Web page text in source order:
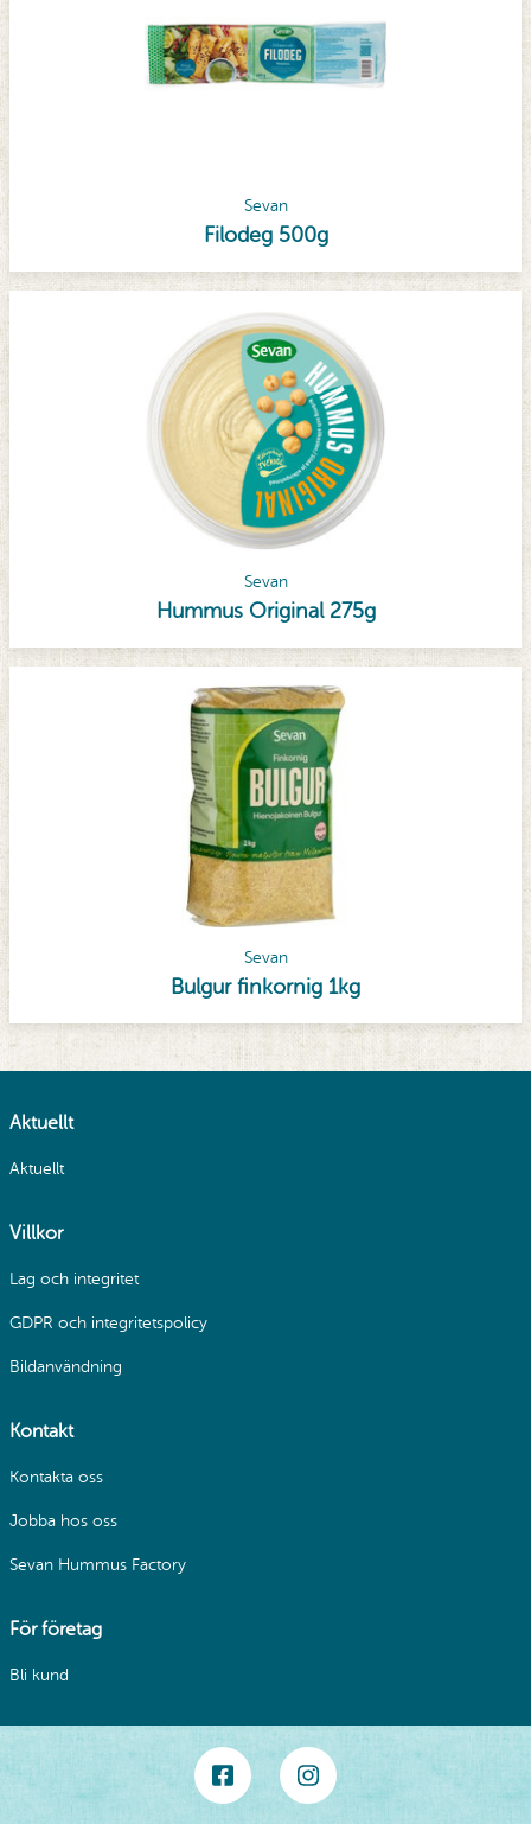
Sevan
Filodeg 500g
Sevan
Hummus Original 275g
Sevan
Bulgur finkornig 1kg
Aktuellt
Aktuellt
Villkor
Lag och integritet
GDPR och integritetspolicy
Bildanvändning
Kontakt
Kontakta oss
Jobba hos oss
Sevan Hummus Factory
För företag
Bli kund